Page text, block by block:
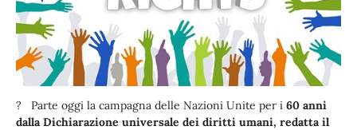
? Parte oggi la campagna delle Nazioni Unite per i 60 anni
dalla Dichiarazione universale dei diritti umani, redatta il